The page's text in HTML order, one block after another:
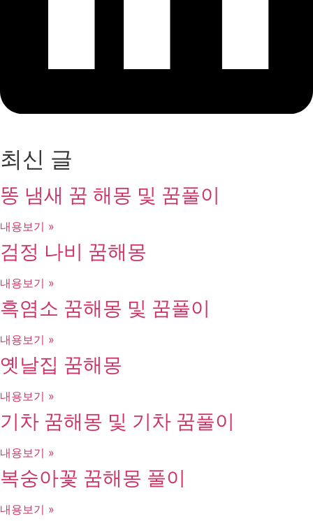
최신 글
똥 냄새 꿈 해몽 및 꿈풀이
내용보기 »
검정 나비 꿈해몽
내용보기 »
흑염소 꿈해몽 및 꿈풀이
내용보기 »
옛날집 꿈해몽
내용보기 »
기차 꿈해몽 및 기차 꿈풀이
내용보기 »
복숭아꽃 꿈해몽 풀이
내용보기 »